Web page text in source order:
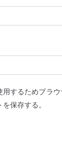
するためブラ
保存する。